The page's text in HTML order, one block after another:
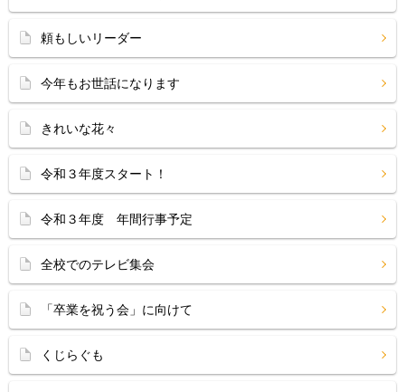
頼もしいリーダー
今年もお世話になります
きれいな花々
令和３年度スタート！
令和３年度 年間行事予定
全校でのテレビ集会
「卒業を祝う会」に向けて
くじらぐも